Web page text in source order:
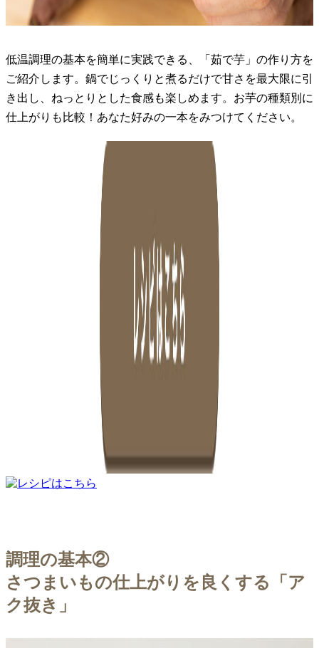
低温調理の基本を簡単に実践できる、「茹で芋」の作り方を
ご紹介します。鍋でじっくりと煮るだけで甘さを最大限に引
き出し、ねっとりとした食感も楽しめます。お芋の種類別に
仕上がりも比較！あなた好みの一本をみつけてください。
調理の基本②
さつまいもの仕上がりを良くする「ア
ク抜き」